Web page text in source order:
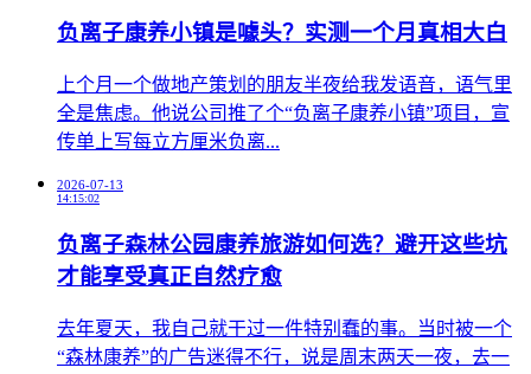
负离子康养小镇是噱头？实测一个月真相大白
​上个月一个做地产策划的朋友半夜给我发语音，语气里
全是焦虑。他说公司推了个“负离子康养小镇”项目，宣
传单上写每立方厘米负离...
2026-07-13
14:15:02
负离子森林公园康养旅游如何选？避开这些坑
才能享受真正自然疗愈
​去年夏天，我自己就干过一件特别蠢的事。当时被一个
“森林康养”的广告迷得不行，说是周末两天一夜，去一